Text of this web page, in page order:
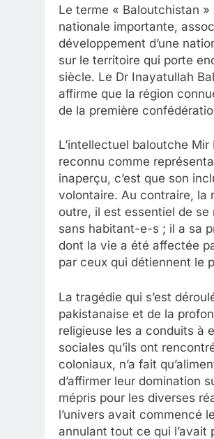
Le terme « Baloutchistan
nationale importante,
développement d’une
sur le territoire qui porte
siècle. Le Dr Inayatullah
affirme que la région
de la première
L’intellectuel baloutche
reconnu comme
inaperçu, c’est que son
volontaire. Au contraire, la
outre, il est essentiel de se
sans habitant-e-s ; il a sa
dont la vie a été affectée
par ceux qui détiennent le
La tragédie qui s’est
pakistanaise et de la
religieuse les a conduits à
sociales qu’ils ont
coloniaux, n’a fait
d’affirmer leur domination
mépris pour les diverses
l’univers avait commencé
annulant tout ce qui